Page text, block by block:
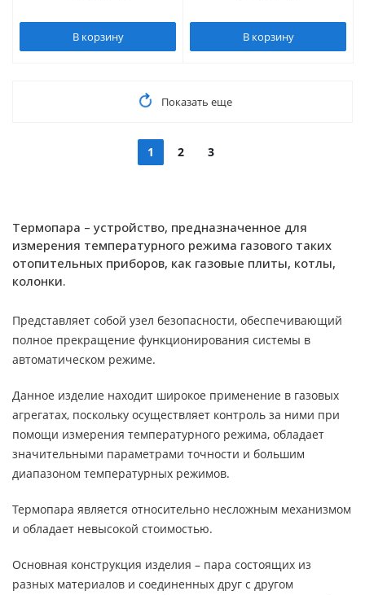
В корзину В корзину
Показать еще
1 2 3
Термопара – устройство, предназначенное для
измерения температурного режима газового таких
отопительных приборов, как газовые плиты, котлы,
колонки.
Представляет собой узел безопасности, обеспечивающий
полное прекращение функционирования системы в
автоматическом режиме.
Данное изделие находит широкое применение в газовых
агрегатах, поскольку осуществляет контроль за ними при
помощи измерения температурного режима, обладает
значительными параметрами точности и большим
диапазоном температурных режимов.
Термопара является относительно несложным механизмом
и обладает невысокой стоимостью.
Основная конструкция изделия – пара состоящих из
разных материалов и соединенных друг с другом